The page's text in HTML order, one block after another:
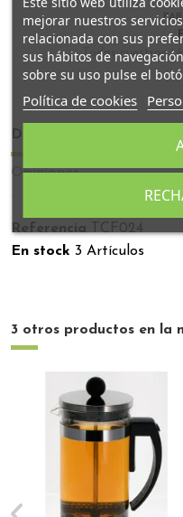
Todos nuestros
Detalles del producto
Opiniones
Referencia
TCF024
En stock 3 Artículos
3 otros productos en la
mejorar nuestros
relacionada con sus
sus hábitos de
sobre su uso pulse el
Política de cookies